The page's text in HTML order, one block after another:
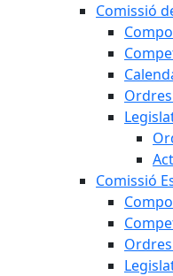
Comissió
Comissió